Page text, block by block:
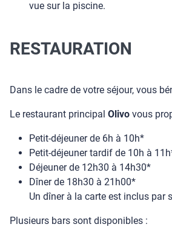
vue sur la piscine.
RESTAURATION
Dans le cadre de votre séjour, vous
Le restaurant principal Olivo vous
Petit-déjeuner de 6h à 10h*
Petit-déjeuner tardif de 10h à
Déjeuner de 12h30 à 14h30*
Dîner de 18h30 à 21h00*
Un dîner à la carte est inclus par
Plusieurs bars sont disponibles :